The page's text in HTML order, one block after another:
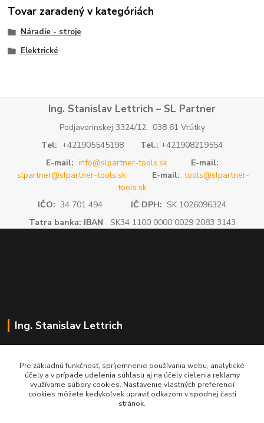
Tovar zaradený v kategóriách
Náradie - stroje
Elektrické
Ing. Stanislav Lettrich – SL Partner
Podjavorinskej 3324/12, 038 61 Vrútky
Tel: +421905545198 Tel.: +421908219554
E-mail: info@slpartner-tools.sk
E-mail:
slpartner@slpartner-tools.sk
E-mail: tools@slpartner-
tools.sk
IČO: 34 701 494 IČ DPH: SK 1026096324
Tatra banka: IBAN SK34 1100 0000 0029 2083 3143
Ing. Stanislav Lettrich
+421 905 545 198
NONSTOP
Pre základnú funkčnosť, spríjemnenie používania webu, analytické
účely a v prípade udelenia súhlasu aj na účely cielenia reklamy
využívame súbory cookies. Nastavenie vlastných preferencií
cookies môžete kedykoľvek upraviť odkazom v spodnej časti
stránok.